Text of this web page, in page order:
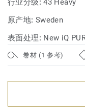
行业分级:43 Heavy
原产地: Sweden
表面处理: New iQ
卷材 (1 参考)